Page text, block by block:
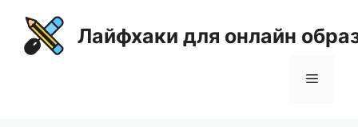
содержимому
Лайфхаки для онлайн
Меню